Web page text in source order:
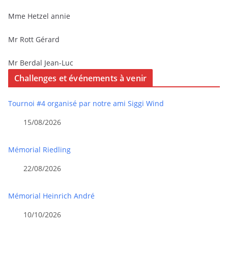
Mme Hetzel annie
Mr Rott Gérard
Mr Berdal Jean-Luc
Challenges et événements à venir
Tournoi #4 organisé par notre ami Siggi Wind
15/08/2026
Mémorial Riedling
22/08/2026
Mémorial Heinrich André
10/10/2026